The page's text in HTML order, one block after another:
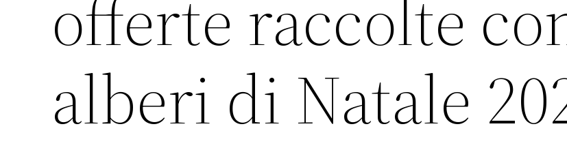
offerte raccolte
alberi di Natale